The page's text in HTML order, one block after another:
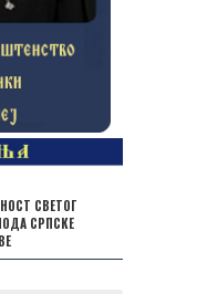
СВЕТОГ
СРПСКЕ